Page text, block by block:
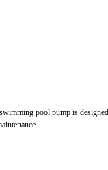
pool pump is